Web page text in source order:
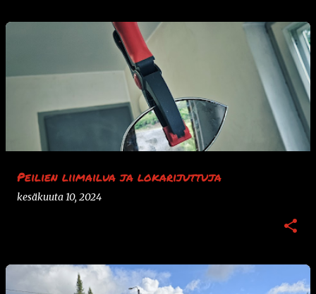
Peilien liimailua ja lokarijuttuja
kesäkuuta 10, 2024